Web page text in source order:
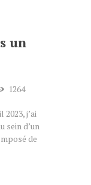
un
1264
2023, j’ai
sein d’un
de